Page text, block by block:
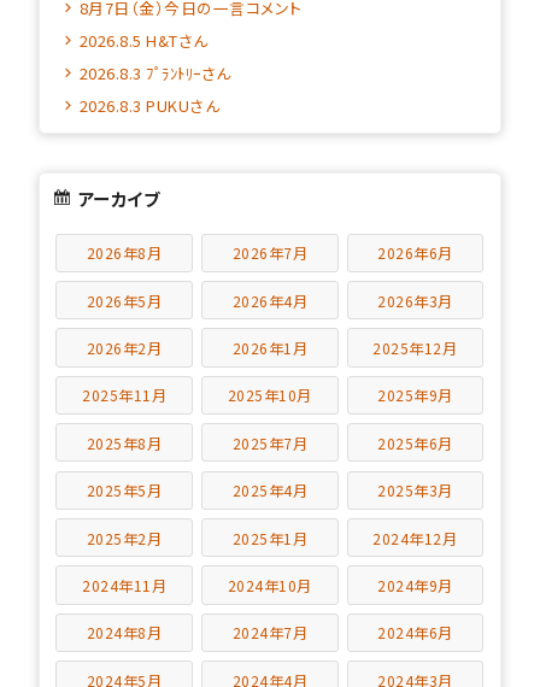
8月7日（金）今日の一言コメント
2026.8.5 H&Tさん
2026.8.3 ﾌﾟﾗﾝﾄﾘｰさん
2026.8.3 PUKUさん
アーカイブ
2026年8月 2026年7月 2026年6月
2026年5月 2026年4月 2026年3月
2026年2月 2026年1月 2025年12月
2025年11月 2025年10月 2025年9月
2025年8月 2025年7月 2025年6月
2025年5月 2025年4月 2025年3月
2025年2月 2025年1月 2024年12月
2024年11月 2024年10月 2024年9月
2024年8月 2024年7月 2024年6月
2024年5月 2024年4月 2024年3月